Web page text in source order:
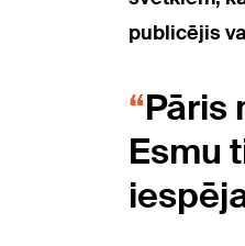
publicējis
Pāris
Esmu